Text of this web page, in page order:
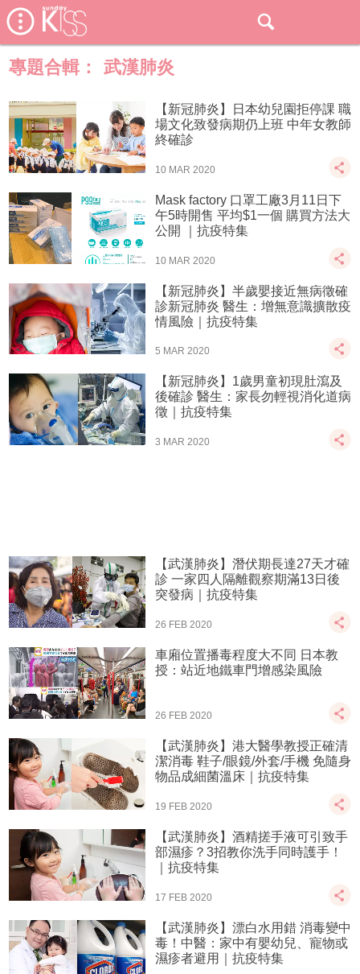
專題合輯： 武漢肺炎
【新冠肺炎】日本幼兒園拒停課 職
場文化致發病期仍上班 中年女教師
終確診
10 MAR 2020
Mask factory 口罩工廠3月11日下
午5時開售 平均$1一個 購買方法大
公開 ｜抗疫特集
10 MAR 2020
【新冠肺炎】半歲嬰接近無病徵確
診新冠肺炎 醫生：增無意識擴散疫
情風險｜抗疫特集
5 MAR 2020
【新冠肺炎】1歲男童初現肚瀉及
後確診 醫生：家長勿輕視消化道病
徵｜抗疫特集
3 MAR 2020
【武漢肺炎】潛伏期長達27天才確
診 一家四人隔離觀察期滿13日後
突發病｜抗疫特集
26 FEB 2020
車廂位置播毒程度大不同 日本教
授：站近地鐵車門增感染風險
26 FEB 2020
【武漢肺炎】港大醫學教授正確清
潔消毒 鞋子/眼鏡/外套/手機 免隨身
物品成細菌溫床｜抗疫特集
19 FEB 2020
【武漢肺炎】酒精搓手液可引致手
部濕疹？3招教你洗手同時護手！
｜抗疫特集
17 FEB 2020
【武漢肺炎】漂白水用錯 消毒變中
毒！中醫：家中有嬰幼兒、寵物或
濕疹者避用｜抗疫特集